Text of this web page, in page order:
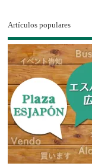
Artículos populares